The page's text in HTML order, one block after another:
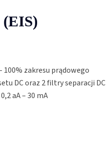
100% zakresu prądowego
DC oraz 2 filtry separacji DC
aA – 30 mA